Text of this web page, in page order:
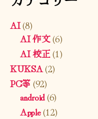
AI(8)
AI 作文(6)
AI 校正(1)
KUKSA(2)
PC等(92)
android(6)
Apple(12)